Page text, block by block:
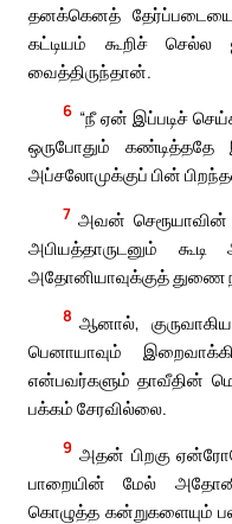
தனக்கெனத்
கட்டியம் கூறிச் செல்ல
வைத்திருந்தான்.
6 “நீ ஏன் இப்படிச்
ஒருபோதும்
அப்சலோமுக்குப் பின்
7 அவன் செரூயாவின்
அபியத்தாருடனும்
அதோனியாவுக்குத் துணை
8 ஆனால்,
பெனாயாவும்
என்பவர்களும் தாவீதின்
பக்கம் சேரவில்லை.
9 அதன் பிறகு
பாறையின் மேல்
கொழுத்த கன்றுகளையும்